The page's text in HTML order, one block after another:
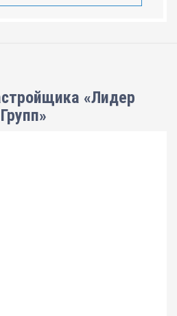
«Лидер
Групп»